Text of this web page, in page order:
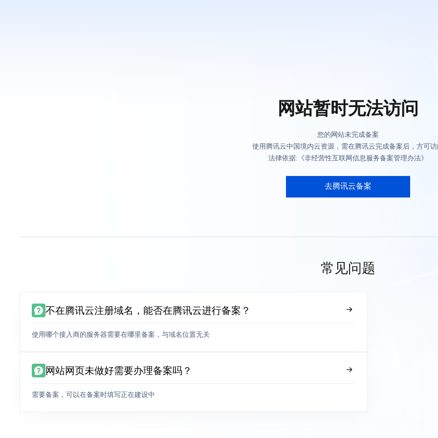
网站暂时无法访问
您的网站未完成备案
使用腾讯云中国境内云资源，需在腾讯云完成备案后，方可
法律依据:《非经营性互联网信息服务备案管理办法》
去腾讯云备案
常见问题
不在腾讯云注册域名，能否在腾讯云进行备案？
使用哪个接入商的服务器需要在哪里备案，与域名位置无关
网站网页未做好需要办理备案吗？
需要备案，可以在备案时填写正在建设中